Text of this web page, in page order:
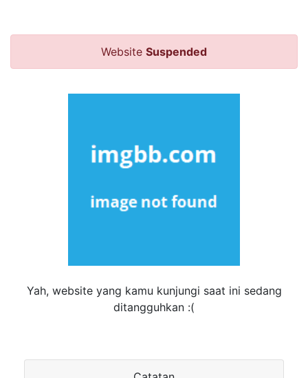
Website Suspended
Yah, website yang kamu kunjungi saat ini sedang
ditangguhkan :(